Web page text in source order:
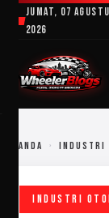
LewatiJumat, 07
2026
BERANDA › INDUSTRI
INDUSTRI